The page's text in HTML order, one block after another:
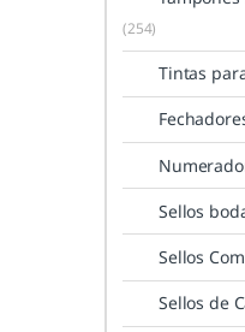
(254)
Tintas
Sellos
Sellos
Sellos de